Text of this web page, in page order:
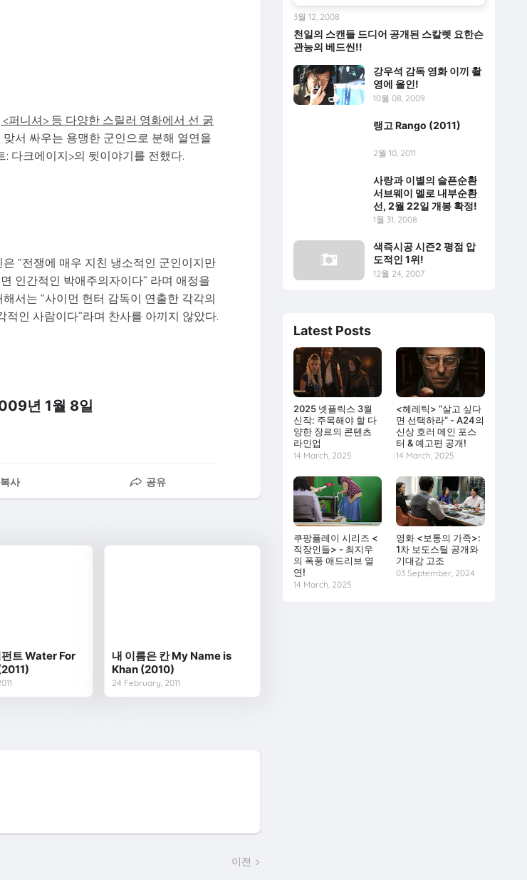
퍼니셔> 등 다양한 스릴러 영화에서 선 굵
서 싸우는 용맹한 군인으로 분해 열연을
다크에이지>의 뒷이야기를 전했다.
“전쟁에 매우 지친 냉소적인 군인이지만
인간적인 박애주의자이다” 라며 애정을
서는 “사이먼 헌터 감독이 연출한 각각의
인 사람이다”라며 찬사를 아끼지 않았다.
년 1월 8일
복사 공유
트 Water For
내 이름은 칸 My Name is
Khan (2010)
24 February, 2011
이전
천일의 스캔들 드디어 공개된 스칼렛 요한슨
관능의 베드씬!!
3월 12, 2008
강우석 감독 영화 이끼 촬
영에 올인!
10월 08, 2009
랭고 Rango (2011)
2월 10, 2011
사랑과 이별의 슬픈순환
서브웨이 멜로 내부순환
선, 2월 22일 개봉 확정!
1월 31, 2008
색즉시공 시즌2 평점 압
도적인 1위!
12월 24, 2007
Latest Posts
2025 넷플릭스 3월
신작: 주목해야 할 다
양한 장르의 콘텐츠
라인업
14 March, 2025
<헤레틱> “살고 싶다
면 선택하라” - A24의
신상 호러 메인 포스
터 & 예고편 공개!
14 March, 2025
쿠팡플레이 시리즈 <
직장인들> - 최지우
의 폭풍 애드리브 열
연!
14 March, 2025
영화 <보통의 가족>:
1차 보도스틸 공개와
기대감 고조
03 September, 2024